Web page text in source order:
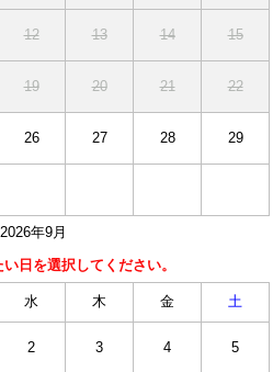
12 13 14 15
19 20 21 22
26 27 28 29
2026年9月
水 木 金 土
2 3 4 5